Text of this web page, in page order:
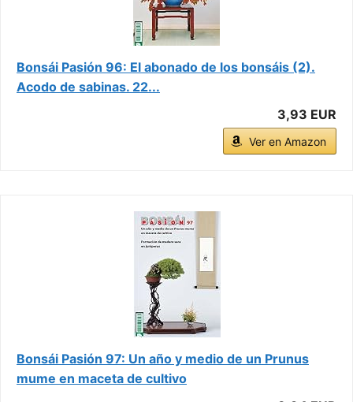
Bonsái Pasión 96: El abonado de los bonsáis (2).
Acodo de sabinas. 22...
3,93 EUR
Ver en Amazon
Bonsái Pasión 97: Un año y medio de un Prunus
mume en maceta de cultivo